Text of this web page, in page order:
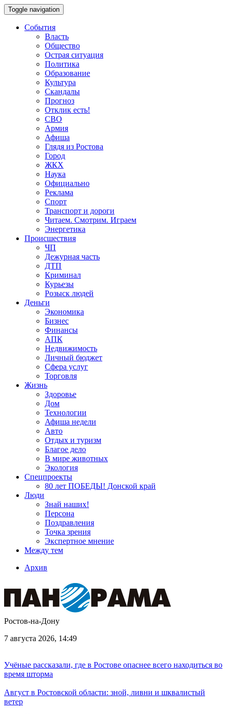
Toggle navigation
События
Власть
Общество
Острая ситуация
Политика
Образование
Культура
Скандалы
Прогноз
Отклик есть!
СВО
Армия
Афиша
Глядя из Ростова
Город
ЖКХ
Наука
Официально
Реклама
Спорт
Транспорт и дороги
Читаем. Смотрим. Играем
Энергетика
Происшествия
ЧП
Дежурная часть
ДТП
Криминал
Курьезы
Розыск людей
Деньги
Экономика
Бизнес
Финансы
АПК
Недвижимость
Личный бюджет
Сфера услуг
Торговля
Жизнь
Здоровье
Дом
Технологии
Афиша недели
Авто
Отдых и туризм
Благое дело
В мире животных
Экология
Спецпроекты
80 лет ПОБЕДЫ! Донской край
Люди
Знай наших!
Персона
Поздравления
Точка зрения
Экспертное мнение
Между тем
Архив
Ростов-на-Дону
7 августа 2026, 14:49
Учёные рассказали, где в Ростове опаснее всего находиться во
время шторма
Август в Ростовской области: зной, ливни и шквалистый
ветер